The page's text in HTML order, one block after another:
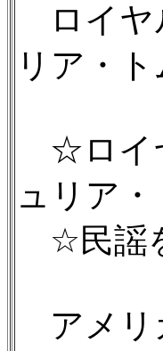
ロイヤ
リア・ト
☆ロイ
ュリア・
☆民謡
アメリ